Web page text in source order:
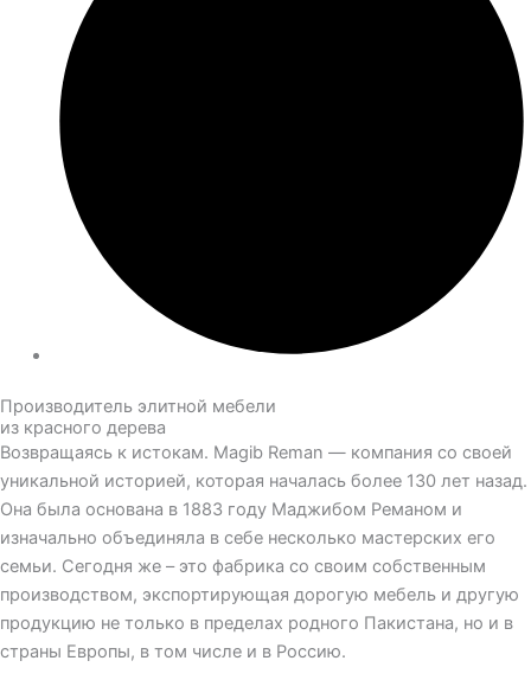
Производитель элитной мебели
из красного дерева
Возвращаясь к истокам. Magib Reman — компания со своей
уникальной историей, которая началась более 130 лет назад.
Она была основана в 1883 году Маджибом Реманом и
изначально объединяла в себе несколько мастерских его
семьи. Сегодня же – это фабрика со своим собственным
производством, экспортирующая дорогую мебель и другую
продукцию не только в пределах родного Пакистана, но и в
страны Европы, в том числе и в Россию.